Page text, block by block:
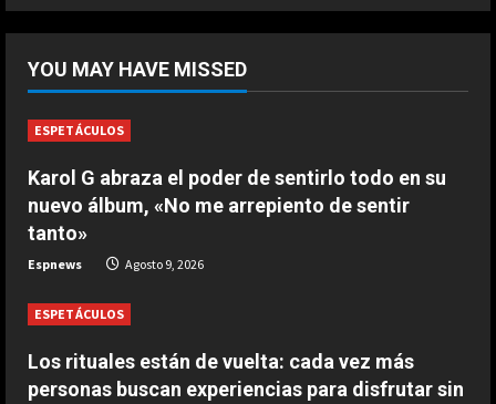
DEPORTES
entrada horrorosa de Gayà
5
3-0: Joao Pedro guía con un doblete
al Chelsea de Xabi Alonso tras dos
Agosto 9, 2026
YOU MAY HAVE MISSED
ESPETÁCULOS
Karol G abraza el poder de sentirlo todo en su
nuevo álbum, «No me arrepiento de sentir
tanto»
Espnews Agosto 9, 2026
ESPETÁCULOS
Los rituales están de vuelta: cada vez más
personas buscan experiencias para disfrutar sin